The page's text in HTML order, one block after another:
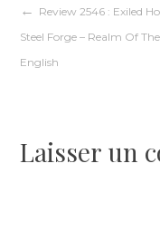
Navigation
de
Review 2546 : Exiled
Steel Forge – Realm Of
English
Laisser un